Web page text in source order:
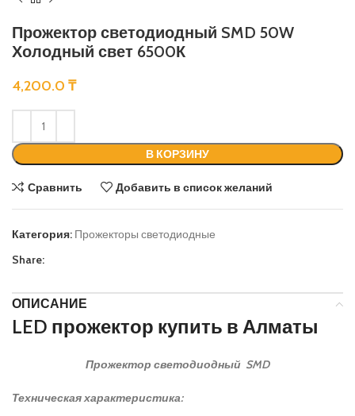
Прожектор светодиодный SMD 50W
Холодный свет 6500К
4,200.0 ₸
В КОРЗИНУ
Сравнить Добавить в список желаний
Категория: Прожекторы светодиодные
Share:
ОПИСАНИЕ
LED прожектор купить в Алматы
Прожектор светодиодный SMD
Техническая характеристика: